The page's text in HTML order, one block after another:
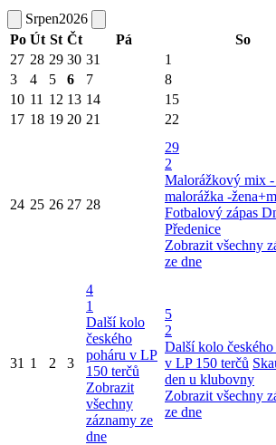
Srpen2026
Po Út St Čt Pá So
27 28 29 30 31 1
3
4 5 6 7 8
10 11 12 13 14 15
17 18 19 20 21 22
24 25 26 27 28
29
2
Malorážkový mix -
malorážka -
Fotbalový zápas
Předenice
Zobrazit všechny
ze dne
31 1 2 3
4
1
Další kolo
českého
poháru v LP
150 terčů
Zobrazit
všechny
záznamy ze
dne
5
2
Další kolo českého
v LP 150 terčů
den u klubovny
Zobrazit všechny
ze dne